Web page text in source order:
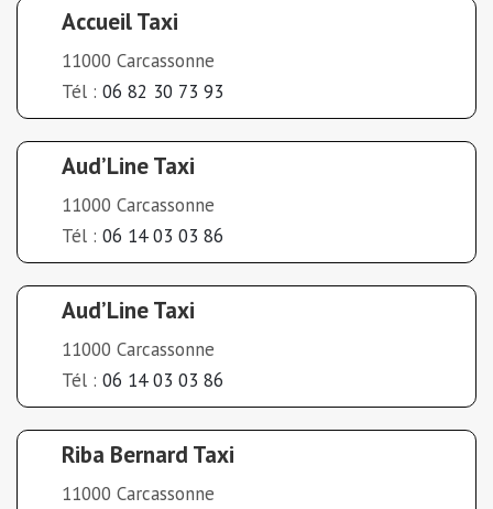
Accueil Taxi
11000 Carcassonne
Tél : 06 82 30 73 93
Aud’Line Taxi
11000 Carcassonne
Tél : 06 14 03 03 86
Aud’Line Taxi
11000 Carcassonne
Tél : 06 14 03 03 86
Riba Bernard Taxi
11000 Carcassonne